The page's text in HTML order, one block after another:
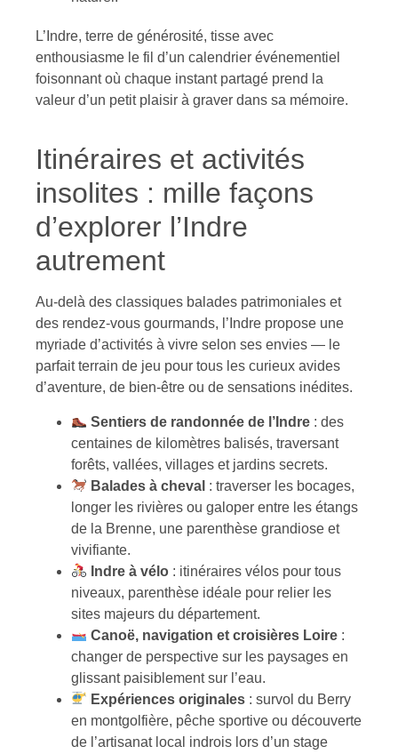
L’Indre, terre de générosité, tisse avec
enthousiasme le fil d’un calendrier événementiel
foisonnant où chaque instant partagé prend la
valeur d’un petit plaisir à graver dans sa mémoire.
Itinéraires et activités
insolites : mille façons
d’explorer l’Indre
autrement
Au-delà des classiques balades patrimoniales et
des rendez-vous gourmands, l’Indre propose une
myriade d’activités à vivre selon ses envies — le
parfait terrain de jeu pour tous les curieux avides
d’aventure, de bien-être ou de sensations inédites.
Sentiers de randonnée de l’Indre : des
centaines de kilomètres balisés, traversant
forêts, vallées, villages et jardins secrets.
Balades à cheval : traverser les bocages,
longer les rivières ou galoper entre les étangs
de la Brenne, une parenthèse grandiose et
vivifiante.
Indre à vélo : itinéraires vélos pour tous
niveaux, parenthèse idéale pour relier les
sites majeurs du département.
Canoë, navigation et croisières Loire :
changer de perspective sur les paysages en
glissant paisiblement sur l’eau.
Expériences originales : survol du Berry
en montgolfière, pêche sportive ou découverte
de l’artisanat local indrois lors d’un stage